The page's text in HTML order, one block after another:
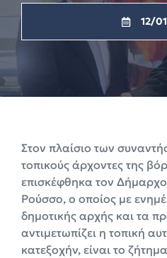
12/
Στον πλαίσιο των
τοπικούς άρχοντες της
επισκέφθηκα τον
Ρούσσο, ο οποίος με
δημοτικής αρχής και τα
αντιμετωπίζει η τοπική
κατεξοχήν, είναι το